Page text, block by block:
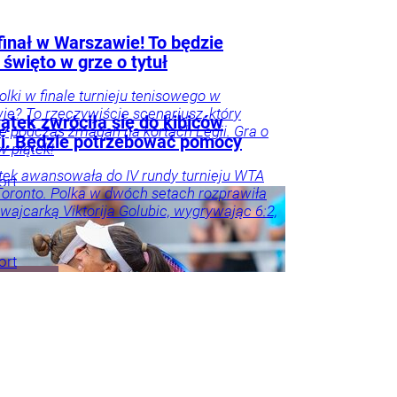
w Warszawie! To będzie
w grze o tytuł
w finale turnieju tenisowego w
To rzeczywiście scenariusz, który
podczas zmagań na kortach Legii. Gra o
piątek!
zwróciła się do kibiców
Będzie potrzebować pomocy
awansowała do IV rundy turnieju WTA
Polka w dwóch setach rozprawiła
Viktorija Golubic, wygrywając 6:2,